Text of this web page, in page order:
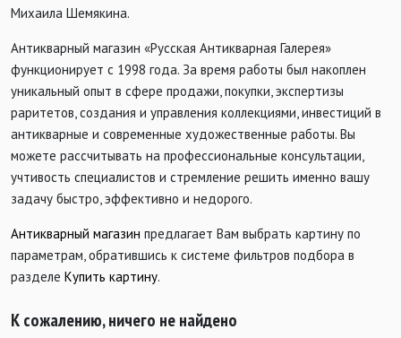
Михаила Шемякина.
Антикварный магазин «Русская Антикварная Галерея»
функционирует с 1998 года. За время работы был накоплен
уникальный опыт в сфере продажи, покупки, экспертизы
раритетов, создания и управления коллекциями, инвестиций в
антикварные и современные художественные работы. Вы
можете рассчитывать на профессиональные консультации,
учтивость специалистов и стремление решить именно вашу
задачу быстро, эффективно и недорого.
Антикварный магазин предлагает Вам выбрать картину по
параметрам, обратившись к системе фильтров подбора в
разделе Купить картину.
К сожалению, ничего не найдено